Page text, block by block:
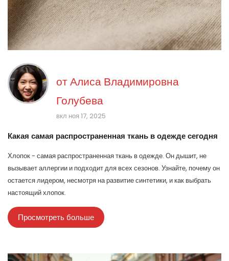
отАлиса Владимировна
Голубева
вкл ноя 17, 2025
Какая самая распространенная ткань в одежде сегодня
Хлопок - самая распространенная ткань в одежде. Он дышит, не
вызывает аллергии и подходит для всех сезонов. Узнайте, почему он
остается лидером, несмотря на развитие синтетики, и как выбрать
настоящий хлопок.
Просмотреть больше